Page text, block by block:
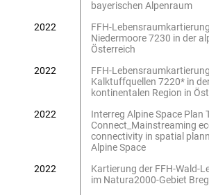
bayerischen Alpenraum
2022
FFH-
Niedermoore 7230 in der
Österreich
2022
FFH-
Kalktuffquellen 7220* in
kontinentalen Region in
2022
Interreg Alpine Space Plan
Connect_Mainstreaming
connectivity in spatial
Alpine Space
2022
Kartierung der FFH-Wald-
im Natura2000-Gebiet